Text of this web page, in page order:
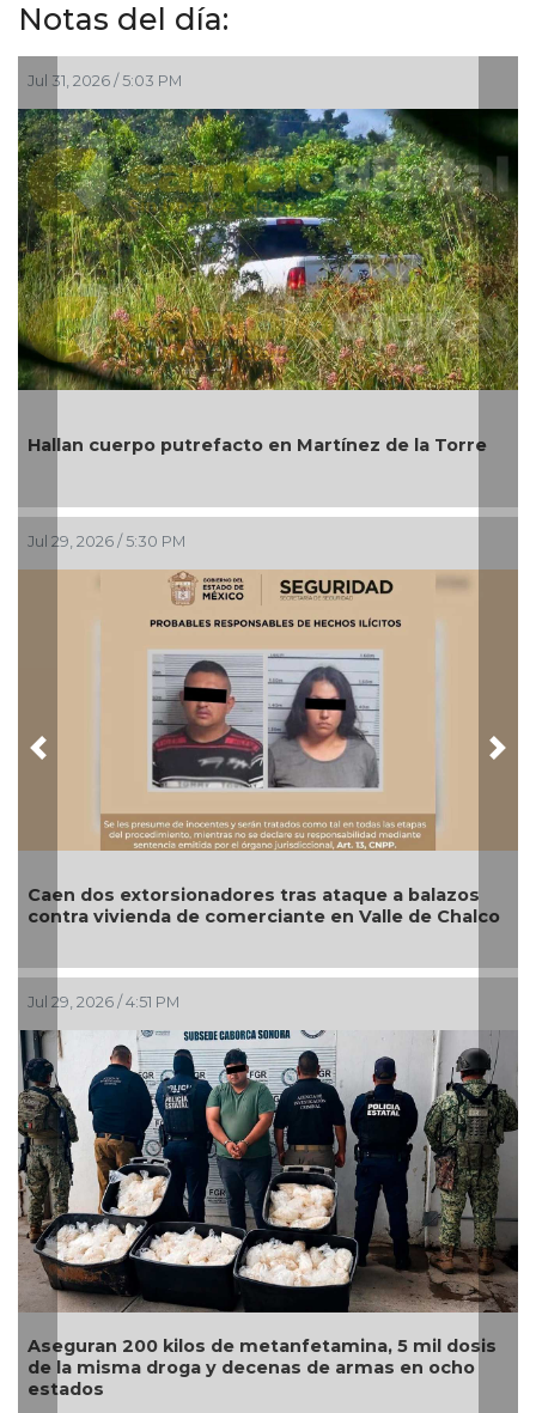
Notas del día:
Jul 31, 2026 / 5:03 PM
Hallan cuerpo putrefacto en Martínez de la Torre
Jul 29, 2026 / 5:30 PM
Caen dos extorsionadores tras ataque a balazos
contra vivienda de comerciante en Valle de Chalco
Jul 29, 2026 / 4:51 PM
Aseguran 200 kilos de metanfetamina, 5 mil dosis
de la misma droga y decenas de armas en ocho
estados
Previous